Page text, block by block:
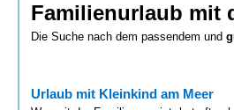
Familienurlaub mit
Die Suche nach dem passendem und
Urlaub mit Kleinkind am Meer